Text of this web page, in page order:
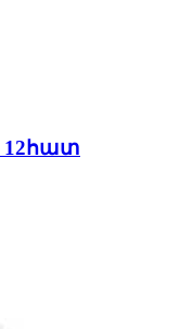
12հատ